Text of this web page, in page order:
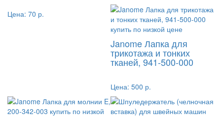
Цена: 70 р.
Janome Лапка для
трикотажа и тонких
тканей, 941-500-000
Цена: 500 р.